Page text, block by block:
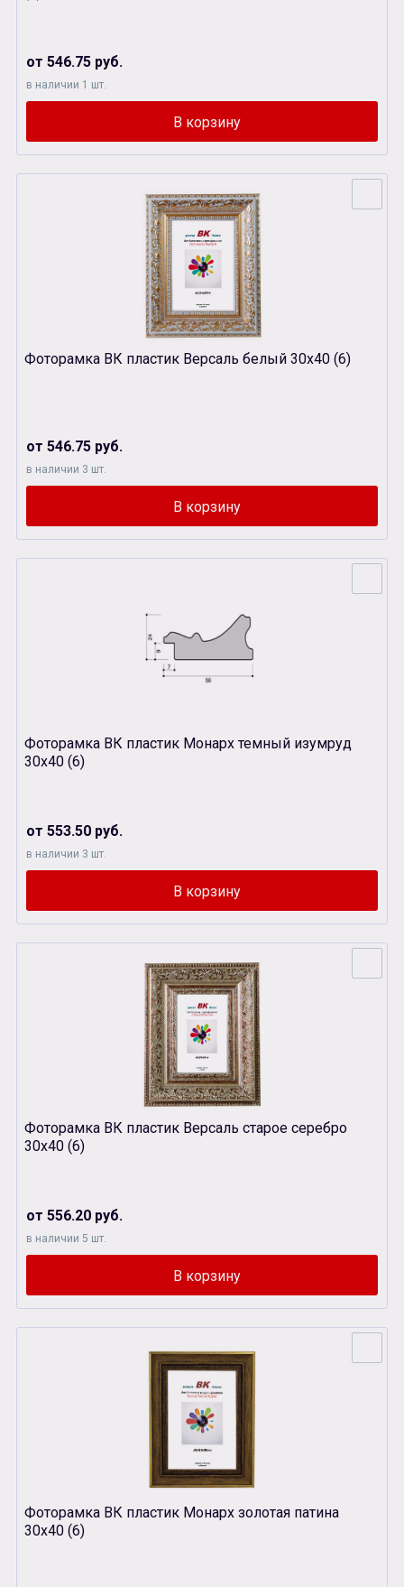
от 546.75 руб.
в наличии 1 шт.
Фоторамка ВК пластик Версаль белый 30х40 (6)
от 546.75 руб.
в наличии 3 шт.
Фоторамка ВК пластик Монарх темный изумруд
30х40 (6)
от 553.50 руб.
в наличии 3 шт.
Фоторамка ВК пластик Версаль старое серебро
30х40 (6)
от 556.20 руб.
в наличии 5 шт.
Фоторамка ВК пластик Монарх золотая патина
30х40 (6)